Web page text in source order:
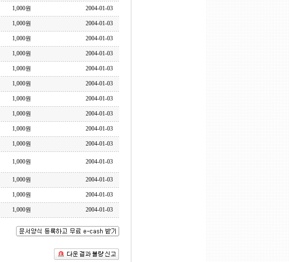
1,000원 2004-01-03
1,000원 2004-01-03
1,000원 2004-01-03
1,000원 2004-01-03
1,000원 2004-01-03
1,000원 2004-01-03
1,000원 2004-01-03
1,000원 2004-01-03
1,000원 2004-01-03
1,000원 2004-01-03
1,000원 2004-01-03
1,000원 2004-01-03
1,000원 2004-01-03
1,000원 2004-01-03